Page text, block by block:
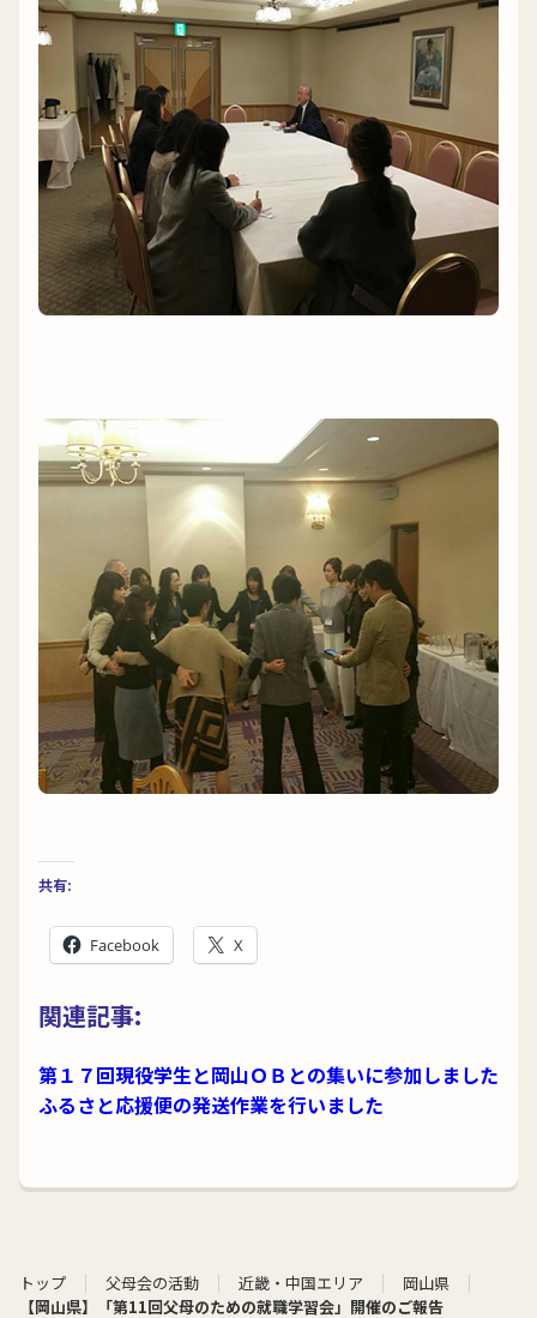
共有:
Facebook X
関連記事:
第１７回現役学生と岡山ＯＢとの集いに参加しました
ふるさと応援便の発送作業を行いました
トップ 父母会の活動 近畿・中国エリア
岡山県
【岡山県】「第11回父母のための就職学習会」開催のご報告